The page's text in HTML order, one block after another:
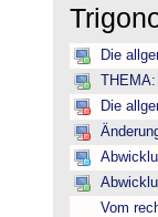
Die
Die
Vom